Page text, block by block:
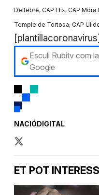
Deltebre, CAP Flix, CAP Móra
Temple de Tortosa, CAP
[plantillacoronavirus]
Escull Rubitv com
Google
NACIÓDIGITAL
ET POT